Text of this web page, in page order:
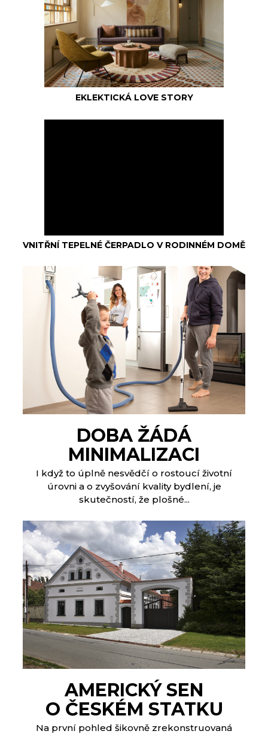
EKLEKTICKÁ LOVE STORY
VNITŘNÍ TEPELNÉ ČERPADLO V RODINNÉM DOMĚ
DOBA ŽÁDÁ
MINIMALIZACI
I když to úplně nesvědčí o rostoucí životní
úrovni a o zvyšování kvality bydlení, je
skutečností, že plošné...
AMERICKÝ SEN
O ČESKÉM STATKU
Na první pohled šikovně zrekonstruovaná